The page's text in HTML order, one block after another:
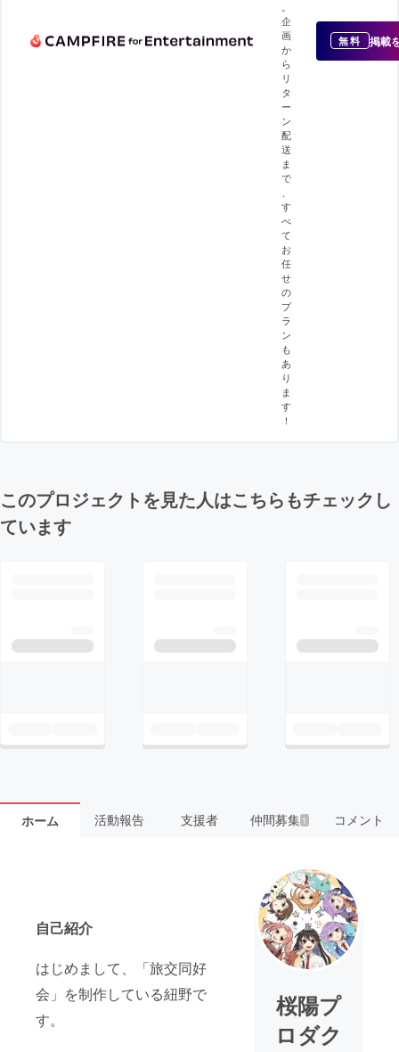
企
画
か
ら
リ
タ
ー
ン
配
送
ま
で
す
べ
て
お
任
せ
の
プ
ラ
ン
も
あ
り
ま
す
！
無料 掲載
このプロジェクトを見た人はこちらもチェックし
ています
ホーム 活動報告 支援者 仲間募集 1 コメント
自己紹介
はじめまして、「旅交同好
会」を制作している紐野で
す。
桜陽プ
ロダク